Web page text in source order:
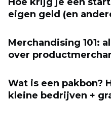
eigen geld (en
Merchandising 101:
over
Wat is een pakbon?
kleine bedrijven +